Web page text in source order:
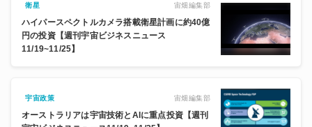
衛星 宙畑編集部
ハイパースペクトルカメラ搭載衛星計画に約40億
円の投資【週刊宇宙ビジネスニュース
11/19~11/25】
宇宙政策 宙畑編集部
オーストラリアは宇宙技術とAIに重点投資【週刊